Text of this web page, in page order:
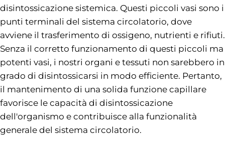
disintossicazione sistemica. Questi piccoli vasi sono i
punti terminali del sistema circolatorio, dove
avviene il trasferimento di ossigeno, nutrienti e rifiuti.
Senza il corretto funzionamento di questi piccoli ma
potenti vasi, i nostri organi e tessuti non sarebbero in
grado di disintossicarsi in modo efficiente. Pertanto,
il mantenimento di una solida funzione capillare
favorisce le capacità di disintossicazione
dell'organismo e contribuisce alla funzionalità
generale del sistema circolatorio.